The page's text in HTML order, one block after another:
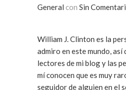
General con Sin
William J. Clinton es la
admiro en este mundo, así
lectores de mi blog y las
mí conocen que es muy
seguidor de alguien en el